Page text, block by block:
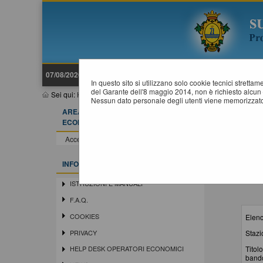
07/08/2026 16:52
Sei qui: Home»Elenco operatori economici»Bandi e avvisi
In questo sito si utilizzano solo cookie tecnici
del Garante dell'8 maggio 2014, non è richiesto
Nessun dato personale degli utenti viene
AREA RISERVATA OPERATORE
ECONOMICO
Accedi - Registrati
INFORMAZIONI
ISTRUZIONI E MANUALI
F.A.Q.
COOKIES
PRIVACY
HELP DESK OPERATORI ECONOMICI
Titolo